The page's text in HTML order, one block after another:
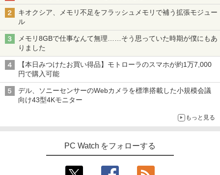
キオクシア、メモリ不足をフラッシュメモリで補う拡張モジュー
ル
メモリ8GBで仕事なんて無理……そう思っていた時期が僕にもあ
りました
【本日みつけたお買い得品】モトローラのスマホが約1万7,000
円で購入可能
デル、ソニーセンサーのWebカメラを標準搭載した小規模会議
向け43型4Kモニター
もっと見る
PC Watch をフォローする